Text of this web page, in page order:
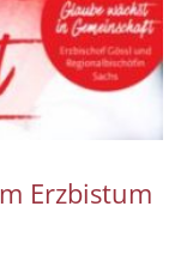
Erzbistum